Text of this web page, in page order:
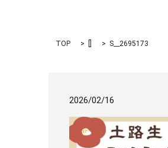
TOP S__2695173
2026/02/16